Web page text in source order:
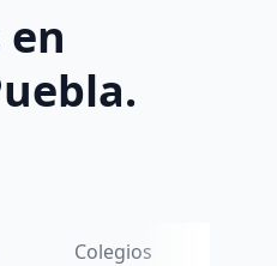
en
Colegios